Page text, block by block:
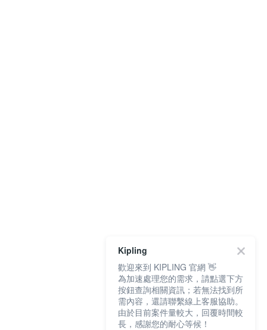
Kipling
歡迎來到 KIPLING 官網 👋
為加速處理您的需求，請點選下方
按鈕查詢相關資訊；若無法找到所
需內容，還請聯繫線上客服協助。
由於目前案件量較大，回覆時間較
長，感謝您的耐心等候！